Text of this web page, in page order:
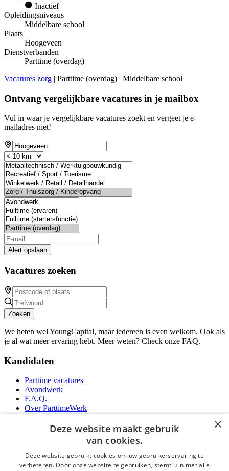
Inactief
Opleidingsniveaus
Middelbare school
Plaats
Hoogeveen
Dienstverbanden
Parttime (overdag)
Vacatures zorg | Parttime (overdag) | Middelbare school
Ontvang vergelijkbare vacatures in je mailbox
Vul in waar je vergelijkbare vacatures zoekt en vergeet je e-
mailadres niet!
Alert opslaan
Vacatures zoeken
Zoeken
We heten wel YoungCapital, maar iedereen is even welkom. Ook als
je al wat meer ervaring hebt. Meer weten? Check onze FAQ.
Kandidaten
Parttime vacatures
Avondwerk
F.A.Q.
Over ParttimeWerk
YoungCapital Android App
Parttime personeel
×
Deze website maakt gebruik
van cookies.
Deze website gebruikt cookies om uw gebruikerservaring te
verbeteren. Door onze website te gebruiken, stemt u in met alle